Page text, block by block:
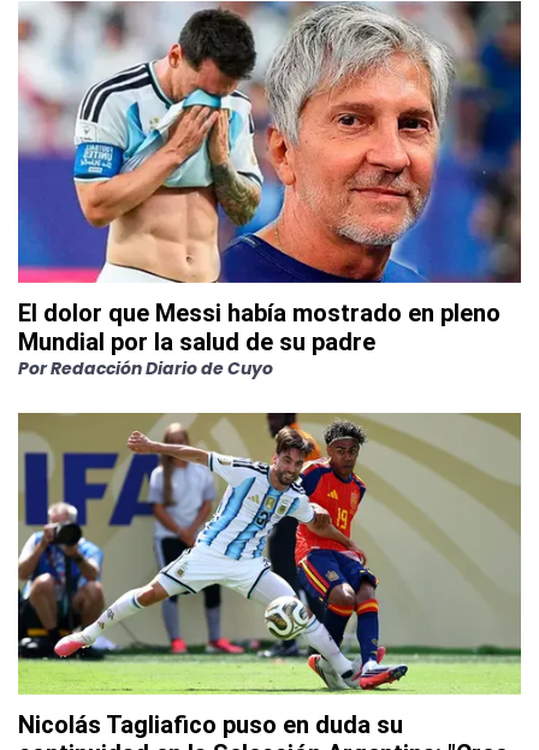
El dolor que Messi había mostrado en pleno
Mundial por la salud de su padre
PorRedacción Diario de Cuyo
Nicolás Tagliafico puso en duda su